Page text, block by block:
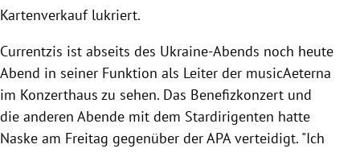
Kartenverkauf lukriert.
Currentzis ist abseits des Ukraine-Abends noch heute
Abend in seiner Funktion als Leiter der musicAeterna
im Konzerthaus zu sehen. Das Benefizkonzert und
die anderen Abende mit dem Stardirigenten hatte
Naske am Freitag gegenüber der APA verteidigt. "Ich